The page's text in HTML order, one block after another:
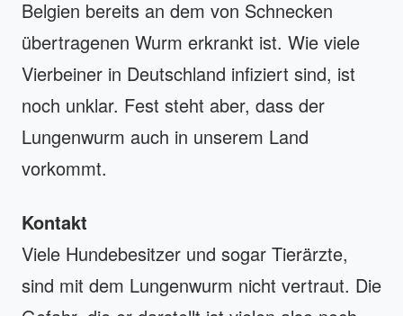
Belgien bereits an dem von Schnecken
übertragenen Wurm erkrankt ist. Wie viele
Vierbeiner in Deutschland infiziert sind, ist
noch unklar. Fest steht aber, dass der
Lungenwurm auch in unserem Land
vorkommt.
Kontakt
Viele Hundebesitzer und sogar Tierärzte,
sind mit dem Lungenwurm nicht vertraut. Die